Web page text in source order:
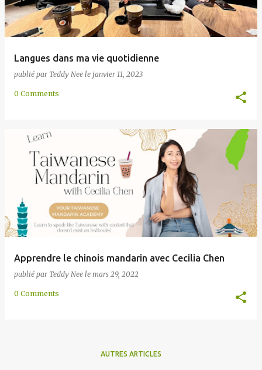
Langues dans ma vie quotidienne
publié par Teddy Nee le janvier 11, 2023
0 Comments
Apprendre le chinois mandarin avec Cecilia Chen
publié par Teddy Nee le mars 29, 2022
0 Comments
AUTRES ARTICLES